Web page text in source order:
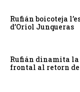
Rufián boicoteja
d’Oriol Junqueras
Rufián dinamita
frontal al retorn